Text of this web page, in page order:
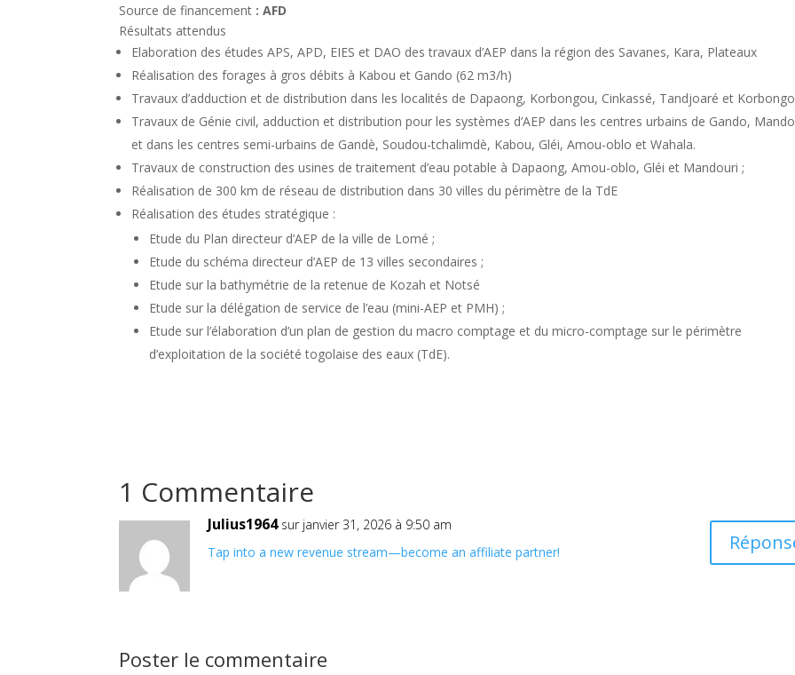
Source de financement : AFD
Résultats attendus
Elaboration des études APS, APD, EIES et DAO des travaux d’AEP dans la région des Savanes, Kara, Plateaux
Réalisation des forages à gros débits à Kabou et Gando (62 m3/h)
Travaux d’adduction et de distribution dans les localités de Dapaong, Korbongou, Cinkassé, Tandjoaré et
Travaux de Génie civil, adduction et distribution pour les systèmes d’AEP dans les centres urbains de Gando,
et dans les centres semi-urbains de Gandè, Soudou-tchalimdè, Kabou, Gléi, Amou-oblo et Wahala.
Travaux de construction des usines de traitement d’eau potable à Dapaong, Amou-oblo, Gléi et Mandouri ;
Réalisation de 300 km de réseau de distribution dans 30 villes du périmètre de la TdE
Réalisation des études stratégique :
Etude du Plan directeur d’AEP de la ville de Lomé ;
Etude du schéma directeur d’AEP de 13 villes secondaires ;
Etude sur la bathymétrie de la retenue de Kozah et Notsé
Etude sur la délégation de service de l’eau (mini-AEP et PMH) ;
Etude sur l’élaboration d’un plan de gestion du macro comptage et du micro-comptage sur le périmètre
d’exploitation de la société togolaise des eaux (TdE).
1 Commentaire
Julius1964 sur janvier 31, 2026 à 9:50 am
Tap into a new revenue stream—become an affiliate partner!
Poster le commentaire